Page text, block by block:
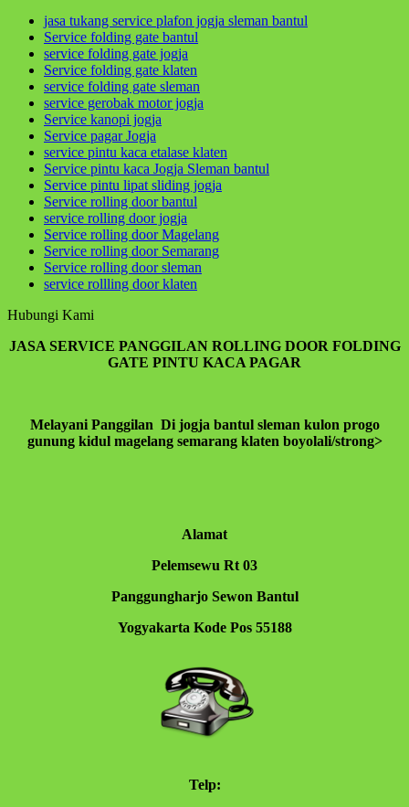
Hikmah 3
jika engkau berbuat baik,berarti berbuat baik untuk
dirimu sendiri dan jika engkau berbuat buruk maka
perbuatan burukmu itu untuk dirimu sendiri(Q.S.17:7)
tiada yang tertukar atau meleset jangan pernah
salahkan keadaan atau orang lain karena semua
perbuatan kita pasti kembali kepada diri kita sendiri
hikmah 4
Apabila telah ditunaikan sholat,maka bertebaranlah
kamu dimuka bumi dan carilah karunia Allah dan
ingatlah allah banyak-banyak agar kamu beruntung
uang,bisa
ilmu,hikmah,kesehatan,silaturahmi,kekuatan iman
jasa tukang service plafon jogja sleman bantul
Service folding gate bantul
service folding gate jogja
Service folding gate klaten
service folding gate sleman
service gerobak motor jogja
Service kanopi jogja
Service pagar Jogja
service pintu kaca etalase klaten
Service pintu kaca Jogja Sleman bantul
Service pintu lipat sliding jogja
Service rolling door bantul
service rolling door jogja
Service rolling door Magelang
Service rolling door Semarang
Service rolling door sleman
service rollling door klaten
Hubungi Kami
JASA SERVICE PANGGILAN ROLLING DOOR FOLDING
GATE PINTU KACA PAGAR
Melayani Panggilan Di jogja bantul sleman kulon progo
gunung kidul magelang semarang klaten boyolali/strong>
Alamat
Pelemsewu Rt 03
Panggungharjo Sewon Bantul
Yogyakarta Kode Pos 55188
Telp: